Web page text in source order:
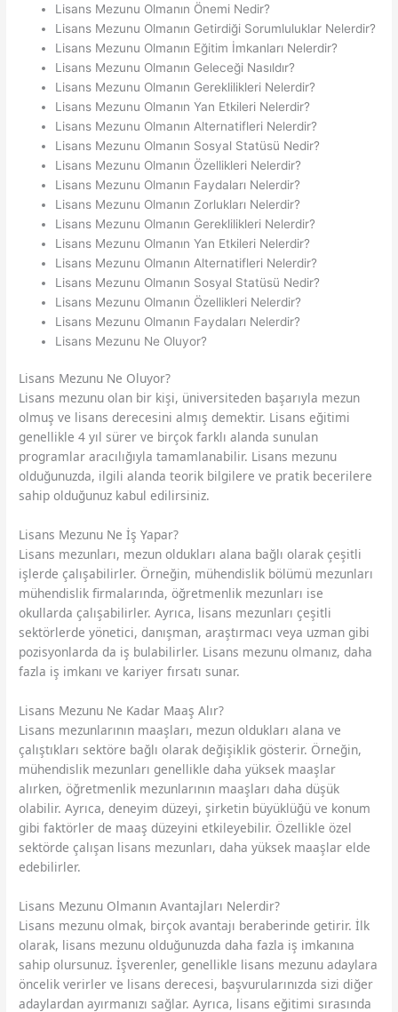
Lisans Mezunu Olmanın Önemi Nedir?
Lisans Mezunu Olmanın Getirdiği Sorumluluklar Nelerdir?
Lisans Mezunu Olmanın Eğitim İmkanları Nelerdir?
Lisans Mezunu Olmanın Geleceği Nasıldır?
Lisans Mezunu Olmanın Gereklilikleri Nelerdir?
Lisans Mezunu Olmanın Yan Etkileri Nelerdir?
Lisans Mezunu Olmanın Alternatifleri Nelerdir?
Lisans Mezunu Olmanın Sosyal Statüsü Nedir?
Lisans Mezunu Olmanın Özellikleri Nelerdir?
Lisans Mezunu Olmanın Faydaları Nelerdir?
Lisans Mezunu Olmanın Zorlukları Nelerdir?
Lisans Mezunu Olmanın Gereklilikleri Nelerdir?
Lisans Mezunu Olmanın Yan Etkileri Nelerdir?
Lisans Mezunu Olmanın Alternatifleri Nelerdir?
Lisans Mezunu Olmanın Sosyal Statüsü Nedir?
Lisans Mezunu Olmanın Özellikleri Nelerdir?
Lisans Mezunu Olmanın Faydaları Nelerdir?
Lisans Mezunu Ne Oluyor?
Lisans Mezunu Ne Oluyor?
Lisans mezunu olan bir kişi, üniversiteden başarıyla mezun
olmuş ve lisans derecesini almış demektir. Lisans eğitimi
genellikle 4 yıl sürer ve birçok farklı alanda sunulan
programlar aracılığıyla tamamlanabilir. Lisans mezunu
olduğunuzda, ilgili alanda teorik bilgilere ve pratik becerilere
sahip olduğunuz kabul edilirsiniz.
Lisans Mezunu Ne İş Yapar?
Lisans mezunları, mezun oldukları alana bağlı olarak çeşitli
işlerde çalışabilirler. Örneğin, mühendislik bölümü mezunları
mühendislik firmalarında, öğretmenlik mezunları ise
okullarda çalışabilirler. Ayrıca, lisans mezunları çeşitli
sektörlerde yönetici, danışman, araştırmacı veya uzman gibi
pozisyonlarda da iş bulabilirler. Lisans mezunu olmanız, daha
fazla iş imkanı ve kariyer fırsatı sunar.
Lisans Mezunu Ne Kadar Maaş Alır?
Lisans mezunlarının maaşları, mezun oldukları alana ve
çalıştıkları sektöre bağlı olarak değişiklik gösterir. Örneğin,
mühendislik mezunları genellikle daha yüksek maaşlar
alırken, öğretmenlik mezunlarının maaşları daha düşük
olabilir. Ayrıca, deneyim düzeyi, şirketin büyüklüğü ve konum
gibi faktörler de maaş düzeyini etkileyebilir. Özellikle özel
sektörde çalışan lisans mezunları, daha yüksek maaşlar elde
edebilirler.
Lisans Mezunu Olmanın Avantajları Nelerdir?
Lisans mezunu olmak, birçok avantajı beraberinde getirir. İlk
olarak, lisans mezunu olduğunuzda daha fazla iş imkanına
sahip olursunuz. İşverenler, genellikle lisans mezunu adaylara
öncelik verirler ve lisans derecesi, başvurularınızda sizi diğer
adaylardan ayırmanızı sağlar. Ayrıca, lisans eğitimi sırasında